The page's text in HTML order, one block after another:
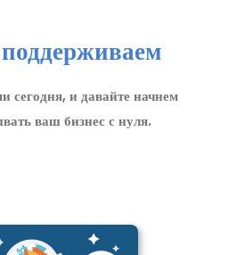
сегодня, и давайте начнем
ваш бизнес с нуля.